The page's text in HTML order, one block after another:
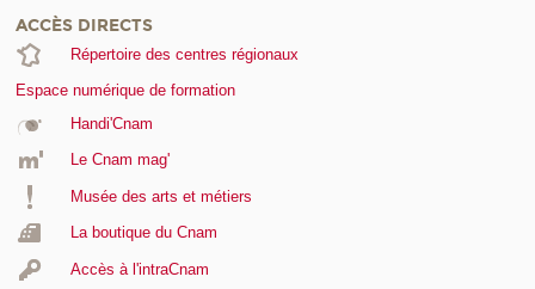
ACCÈS DIRECTS
Répertoire des centres régionaux
Espace numérique de formation
Handi'Cnam
Le Cnam mag'
Musée des arts et métiers
La boutique du Cnam
Accès à l'intraCnam